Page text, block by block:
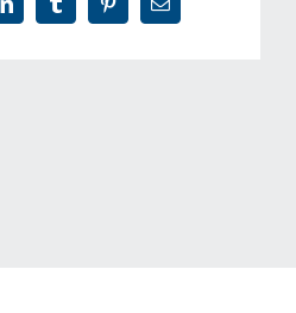
LinkedInTumblrPinterest
E-